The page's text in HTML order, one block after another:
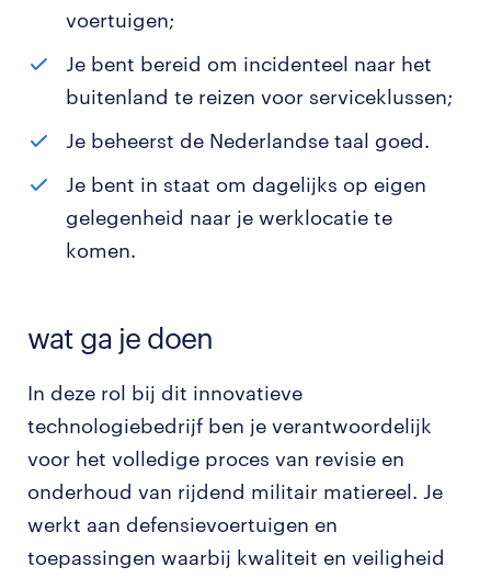
voertuigen;
Je bent bereid om incidenteel naar het
buitenland te reizen voor serviceklussen;
Je beheerst de Nederlandse taal goed.
Je bent in staat om dagelijks op eigen
gelegenheid naar je werklocatie te
komen.
wat ga je doen
In deze rol bij dit innovatieve
technologiebedrijf ben je verantwoordelijk
voor het volledige proces van revisie en
onderhoud van rijdend militair matiereel. Je
werkt aan defensievoertuigen en
toepassingen waarbij kwaliteit en veiligheid